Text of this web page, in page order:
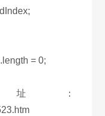
= 0;
：